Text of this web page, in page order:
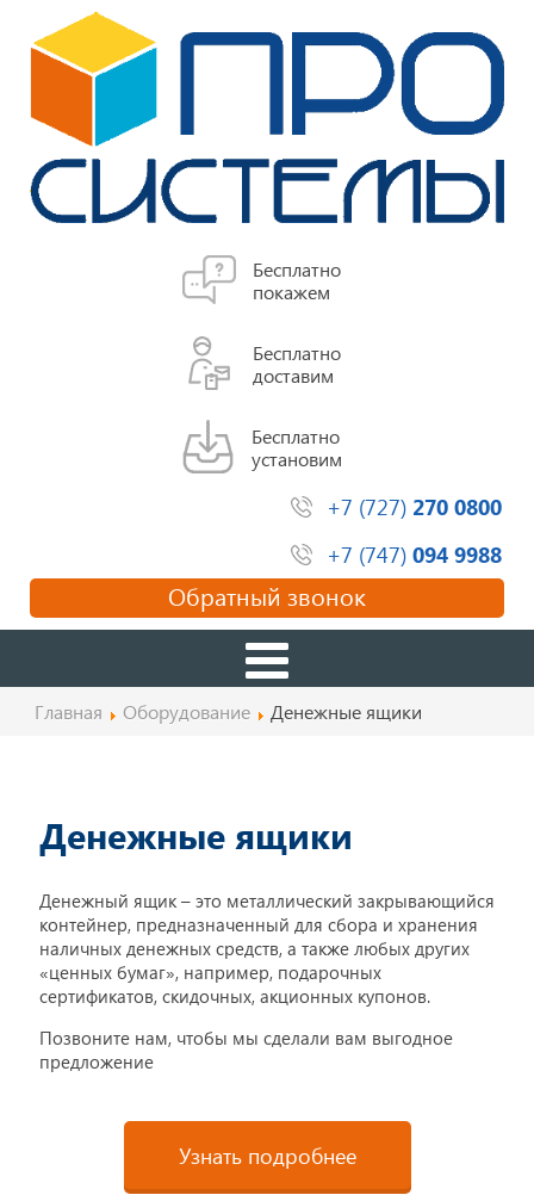
Бесплатно
покажем
Бесплатно
доставим
Бесплатно
установим
+7 (727) 270 0800
+7 (747) 094 9988
Обратный звонок
Главная Оборудование Денежные ящики
Денежные ящики
Денежный ящик – это металлический закрывающийся
контейнер, предназначенный для сбора и хранения
наличных денежных средств, а также любых других
«ценных бумаг», например, подарочных
сертификатов, скидочных, акционных купонов.
Позвоните нам, чтобы мы сделали вам выгодное
предложение
Узнать подробнее